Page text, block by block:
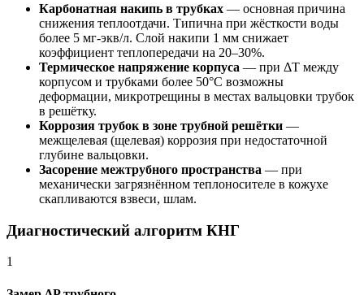
Карбонатная накипь в трубках — основная причина
снижения теплоотдачи. Типична при жёсткости воды
более 5 мг-экв/л. Слой накипи 1 мм снижает
коэффициент теплопередачи на 20–30%.
Термическое напряжение корпуса — при ΔT между
корпусом и трубками более 50°C возможны
деформации, микротрещины в местах вальцовки трубок
в решётку.
Коррозия трубок в зоне трубной решётки —
межщелевая (щелевая) коррозия при недостаточной
глубине вальцовки.
Засорение межтрубного пространства — при
механически загрязнённом теплоносителе в кожухе
скапливаются взвеси, шлам.
Диагностический алгоритм КНГ
1